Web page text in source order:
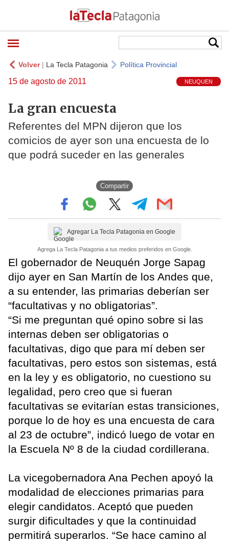
Volver| La Tecla Patagonia Política Provincial
15 de agosto de 2011 NEUQUEN
La gran encuesta
Referentes del MPN dijeron que los
comicios de ayer son una encuesta de lo
que podrá suceder en las generales
Compartir
Agregar La Tecla Patagonia en Google
Agrega La Tecla Patagonia a tus medios preferidos en Google.
El gobernador de Neuquén Jorge Sapag
dijo ayer en San Martín de los Andes que,
a su entender, las primarias deberían ser
“facultativas y no obligatorias”.
“Si me preguntan qué opino sobre si las
internas deben ser obligatorias o
facultativas, digo que para mí deben ser
facultativas, pero estos son sistemas, está
en la ley y es obligatorio, no cuestiono su
legalidad, pero creo que si fueran
facultativas se evitarían estas transiciones,
porque lo de hoy es una encuesta de cara
al 23 de octubre”, indicó luego de votar en
la Escuela Nº 8 de la ciudad cordillerana.
La vicegobernadora Ana Pechen apoyó la
modalidad de elecciones primarias para
elegir candidatos. Aceptó que pueden
surgir dificultades y que la continuidad
permitirá superarlos. “Se hace camino al